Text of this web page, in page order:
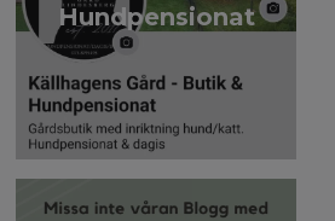
Hundpensionat
Ergosoft bedd till
Ergobeds med
stjärnor
349 kr 249 kr